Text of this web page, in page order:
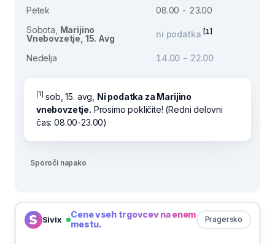
Petek
08.00 - 23.00
Sobota, Marijino
Vnebovzetje, 15. Avg
ni podatka [1]
Nedelja 14.00 - 22.00
[1] sob, 15. avg, Ni podatka za Marijino
vnebovzetje. Prosimo pokličite! (Redni delovni
čas: 08.00-23.00)
Sporoči napako
Sivix Pragersko
Cene vseh trgovcev na enem
mestu.